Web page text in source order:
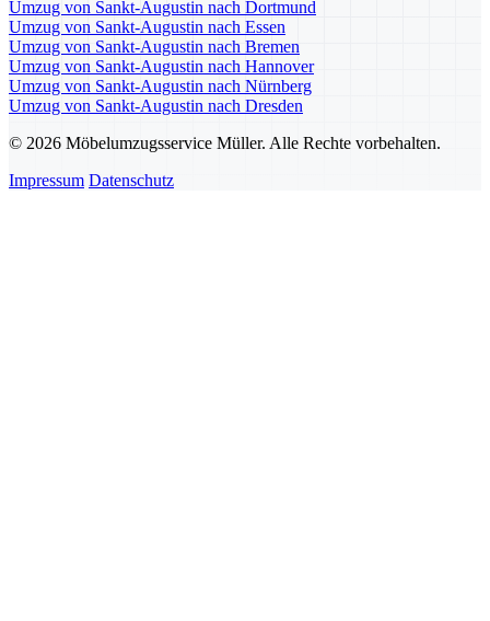
Umzug von Sankt-Augustin nach Dortmund
Umzug von Sankt-Augustin nach Essen
Umzug von Sankt-Augustin nach Bremen
Umzug von Sankt-Augustin nach Hannover
Umzug von Sankt-Augustin nach Nürnberg
Umzug von Sankt-Augustin nach Dresden
© 2026 Möbelumzugsservice Müller. Alle Rechte vorbehalten.
Impressum Datenschutz